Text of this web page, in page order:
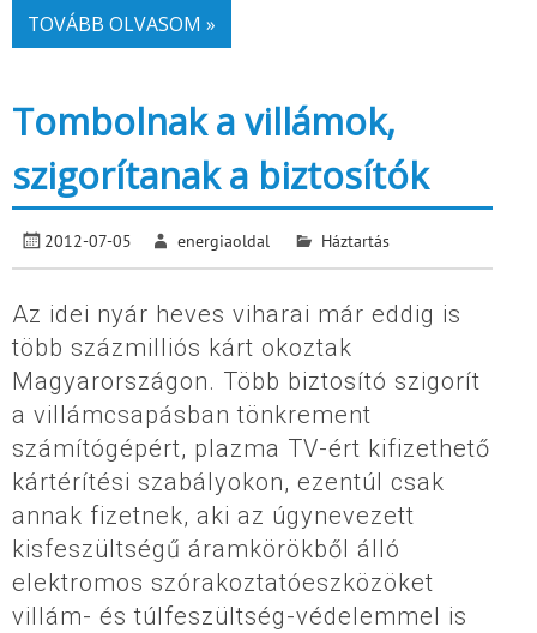
TOVÁBB OLVASOM »
Tombolnak a villámok,
szigorítanak a biztosítók
2012-07-05 energiaoldal Háztartás
Az idei nyár heves viharai már eddig is
több százmilliós kárt okoztak
Magyarországon. Több biztosító szigorít
a villámcsapásban tönkrement
számítógépért, plazma TV-ért kifizethető
kártérítési szabályokon, ezentúl csak
annak fizetnek, aki az úgynevezett
kisfeszültségű áramkörökből álló
elektromos szórakoztatóeszközöket
villám- és túlfeszültség-védelemmel is